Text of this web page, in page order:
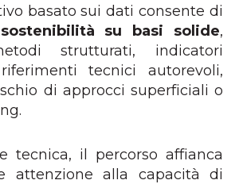
basato sui dati consente di
su basi solide,
strutturati, indicatori
tecnici autorevoli,
di approcci superficiali o
tecnica, il percorso affianca
attenzione alla capacità di